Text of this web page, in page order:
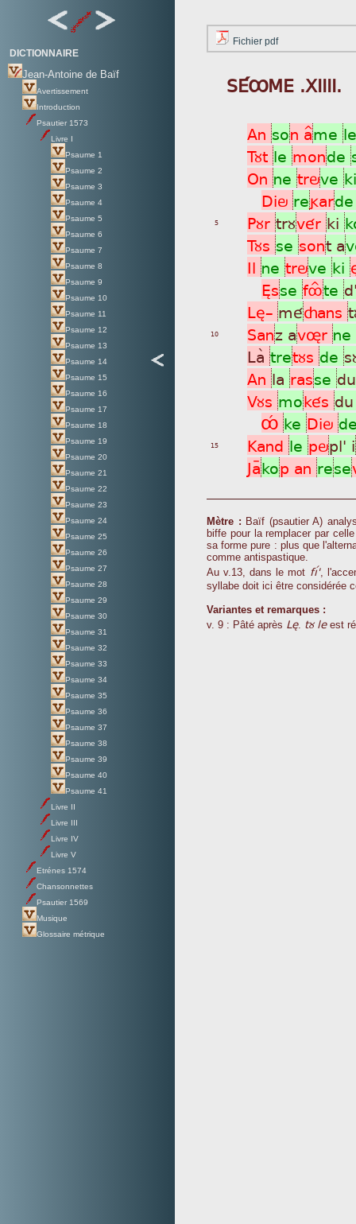
DICTIONNAIRE
Jean-Antoine de Baïf
Avertissement
Introduction
Psautier 1573
Livre I
Psaume 1
Psaume 2
Psaume 3
Psaume 4
Psaume 5
Psaume 6
Psaume 7
Psaume 8
Psaume 9
Psaume 10
Psaume 11
Psaume 12
Psaume 13
Psaume 14
Psaume 15
Psaume 16
Psaume 17
Psaume 18
Psaume 19
Psaume 20
Psaume 21
Psaume 22
Psaume 23
Psaume 24
Psaume 25
Psaume 26
Psaume 27
Psaume 28
Psaume 29
Psaume 30
Psaume 31
Psaume 32
Psaume 33
Psaume 34
Psaume 35
Psaume 36
Psaume 37
Psaume 38
Psaume 39
Psaume 40
Psaume 41
Livre II
Livre III
Livre IV
Livre V
Etrénes 1574
Chansonnettes
Psautier 1569
Musique
Glossaire métrique
Fichier pdf
SÉÔME .XIIII.
An son a^me
Tùt le monde
On ne tröve
Diö regar
5 Pùr trùvér ki
Tùs se sont a
Il ne tröve ki
Èsse fôÎte
Lè_ méçans
10 Sanz avør ne
Laã tretùs de
An la rasse
Vùs mokés
ÔÊ ke Diö
15 Kand le pöpl' i
Jaÿkop an rese
Mètre : Baïf (psautier A)
biffe pour la remplacer par
sa forme pure : plus que
comme antispastique.
Au v.13, dans le mot fìË',
syllabe doit ici être considérée
Variantes et remarques :
v. 9 : Pâté après Lè. tù leest